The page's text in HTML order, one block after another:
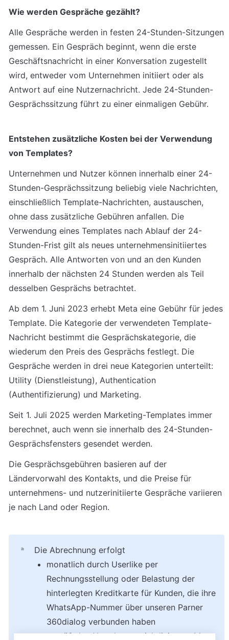
Wie werden Gespräche gezählt?
Alle Gespräche werden in festen 24-Stunden-Sitzungen
gemessen. Ein Gespräch beginnt, wenn die erste
Geschäftsnachricht in einer Konversation zugestellt
wird, entweder vom Unternehmen initiiert oder als
Antwort auf eine Nutzernachricht. Jede 24-Stunden-
Gesprächssitzung führt zu einer einmaligen Gebühr.
Entstehen zusätzliche Kosten bei der Verwendung
von Templates?
Unternehmen und Nutzer können innerhalb einer 24-
Stunden-Gesprächssitzung beliebig viele Nachrichten,
einschließlich Template-Nachrichten, austauschen,
ohne dass zusätzliche Gebühren anfallen. Die
Verwendung eines Templates nach Ablauf der 24-
Stunden-Frist gilt als neues unternehmensinitiiertes
Gespräch. Alle Antworten von und an den Kunden
innerhalb der nächsten 24 Stunden werden als Teil
desselben Gesprächs betrachtet.
Ab dem 1. Juni 2023 erhebt Meta eine Gebühr für jedes
Template. Die Kategorie der verwendeten Template-
Nachricht bestimmt die Gesprächskategorie, die
wiederum den Preis des Gesprächs festlegt. Die
Gespräche werden in drei neue Kategorien unterteilt:
Utility (Dienstleistung), Authentication
(Authentifizierung) und Marketing.
Seit 1. Juli 2025 werden Marketing-Templates immer
berechnet, auch wenn sie innerhalb des 24-Stunden-
Gesprächsfensters gesendet werden.
Die Gesprächsgebühren basieren auf der
Ländervorwahl des Kontakts, und die Preise für
unternehmens- und nutzerinitiierte Gespräche variieren
je nach Land oder Region.
Die Abrechnung erfolgt
monatlich durch Userlike per
Rechnungsstellung oder Belastung der
hinterlegten Kreditkarte für Kunden, die ihre
WhatsApp-Nummer über unseren Parner
360dialog verbunden haben
gemäß der Abrechnungsrichtlinie von Meta